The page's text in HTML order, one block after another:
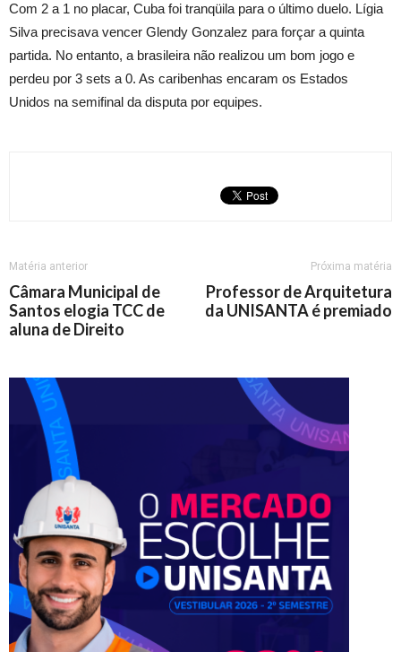
Com 2 a 1 no placar, Cuba foi tranqüila para o último duelo. Lígia
Silva precisava vencer Glendy Gonzalez para forçar a quinta
partida. No entanto, a brasileira não realizou um bom jogo e
perdeu por 3 sets a 0. As caribenhas encaram os Estados
Unidos na semifinal da disputa por equipes.
Matéria anterior
Câmara Municipal de
Santos elogia TCC de
aluna de Direito
Próxima matéria
Professor de Arquitetura
da UNISANTA é premiado